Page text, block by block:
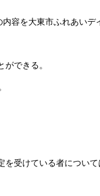
容を大東市ふれあいデ
できる。
を受けている者につい